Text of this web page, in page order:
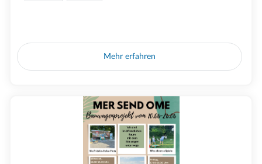
Mehr erfahren